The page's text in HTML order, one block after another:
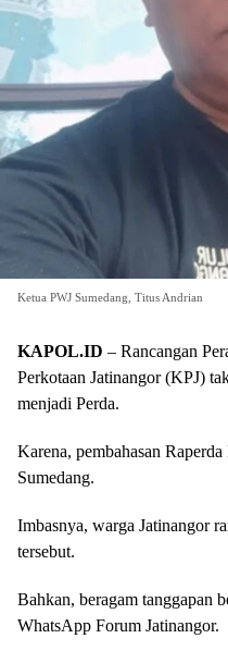
Ketua PWJ Sumedang, Titus Andrian
KAPOL.ID – Rancangan
Perkotaan Jatinangor (KPJ)
menjadi Perda.
Karena, pembahasan
Sumedang.
Imbasnya, warga Jatinangor
tersebut.
Bahkan, beragam tanggapan
WhatsApp Forum Jatinangor.